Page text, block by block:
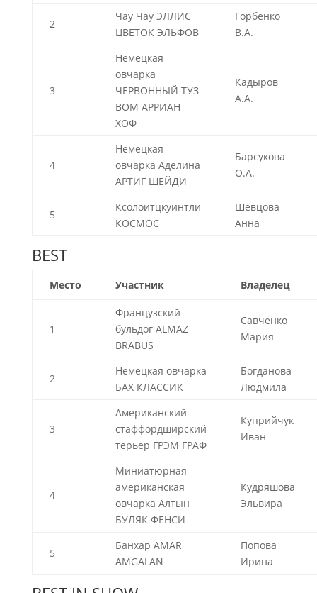
2
Чау Чау ЭЛЛИС
ЦВЕТОК ЭЛЬФОВ
Горбенко
В.А.
3
Немецкая
овчарка
ЧЕРВОННЫЙ ТУЗ
ВОМ АРРИАН
ХОФ
Кадыров
А.А.
4
Немецкая
овчарка Аделина
АРТИГ ШЕЙДИ
Барсукова
О.А.
5
Ксолоитцкуинтли
КОСМОС
Шевцова
Анна
BEST
Место Участник Владелец
1
Французский
бульдог ALMAZ
BRABUS
Савченко
Мария
2
Немецкая овчарка
БАХ КЛАССИК
Богданова
Людмила
3
Американский
стаффордширский
терьер ГРЭМ ГРАФ
Куприйчук
Иван
4
Миниатюрная
американская
овчарка Алтын
БУЛЯК ФЕНСИ
Кудряшова
Эльвира
5
Банхар AMAR
AMGALAN
Попова
Ирина